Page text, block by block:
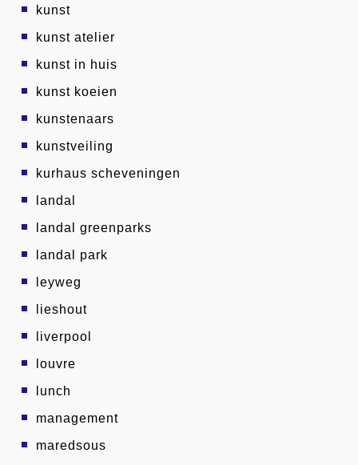
kunst
kunst atelier
kunst in huis
kunst koeien
kunstenaars
kunstveiling
kurhaus scheveningen
landal
landal greenparks
landal park
leyweg
lieshout
liverpool
louvre
lunch
management
maredsous